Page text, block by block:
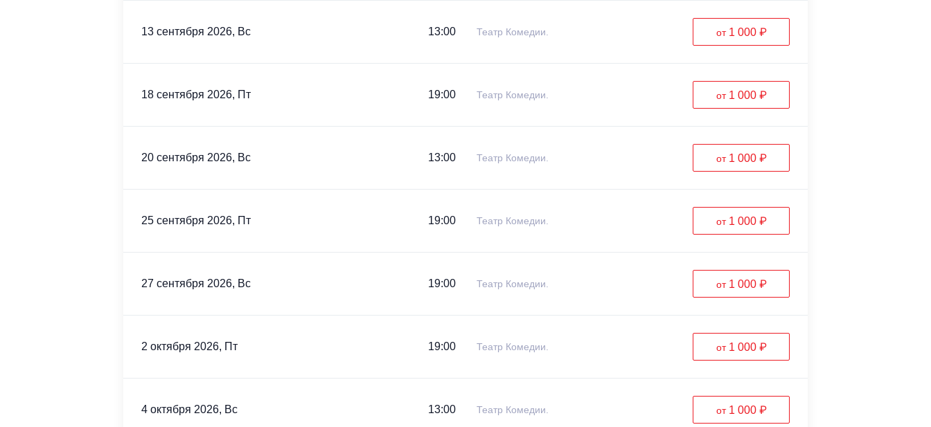
13 сентября 2026, Вс 13:00 Театр Комедии. от 1 000 ₽
18 сентября 2026, Пт 19:00 Театр Комедии. от 1 000 ₽
20 сентября 2026, Вс 13:00 Театр Комедии. от 1 000 ₽
25 сентября 2026, Пт 19:00 Театр Комедии. от 1 000 ₽
27 сентября 2026, Вс 19:00 Театр Комедии. от 1 000 ₽
2 октября 2026, Пт 19:00 Театр Комедии. от 1 000 ₽
4 октября 2026, Вс 13:00 Театр Комедии. от 1 000 ₽